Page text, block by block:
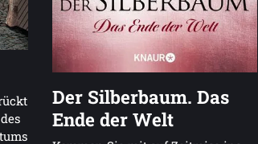
Der Silberbaum. Das
Ende der Welt